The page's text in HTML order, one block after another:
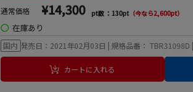
通常価格 ¥14,300 pt数 ：130pt （今なら2,600pt）
◯ 在庫あり
国内 発売日：2021年02月03日 | 規格品番：
カートに入れる